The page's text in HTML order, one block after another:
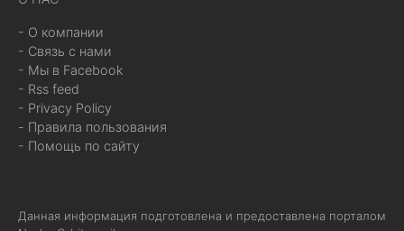
- О компании
- Связь с нами
- Мы в Facebook
- Rss feed
- Privacy Policy
- Правила пользования
- Помощь по сайту
Данная информация подготовлена и предоставлена порталом